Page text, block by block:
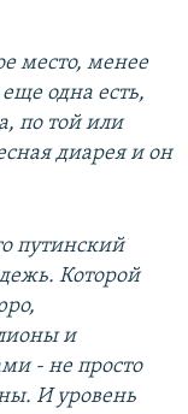
место, менее
одна есть,
по той или
диарея и он
путинский
Которой
и
- не просто
И уровень